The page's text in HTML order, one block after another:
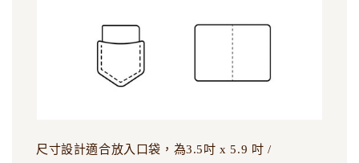
尺寸設計適合放入口袋，為3.5吋 x 5.9 吋 /